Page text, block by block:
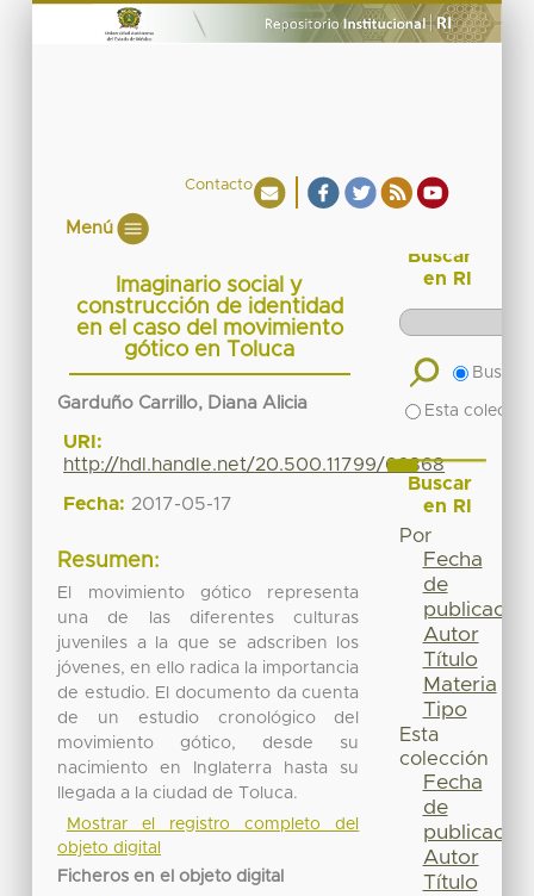
Contacto
Menú
Imaginario social y
construcción de identidad
en el caso del movimiento
gótico en Toluca
Garduño Carrillo, Diana Alicia
URI:
http://hdl.handle.net/20.500.11799/66868
Fecha: 2017-05-17
Resumen:
El movimiento gótico representa
una de las diferentes culturas
juveniles a la que se adscriben los
jóvenes, en ello radica la importancia
de estudio. El documento da cuenta
de un estudio cronológico del
movimiento gótico, desde su
nacimiento en Inglaterra hasta su
llegada a la ciudad de Toluca.
Mostrar el registro completo del
objeto digital
Ficheros en el objeto digital
Buscar
en RI
Buscar
Esta
Buscar
en RI
Por
Fecha
de
publicación
Autor
Título
Materia
Tipo
Esta
colección
Fecha
de
publicación
Autor
Título